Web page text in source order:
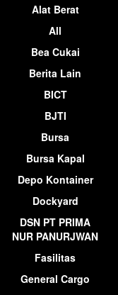
Alat Berat
All
Bea Cukai
Berita Lain
BICT
BJTI
Bursa
Bursa Kapal
Depo Kontainer
Dockyard
DSN PT PRIMA
NUR PANURJWAN
Fasilitas
General Cargo